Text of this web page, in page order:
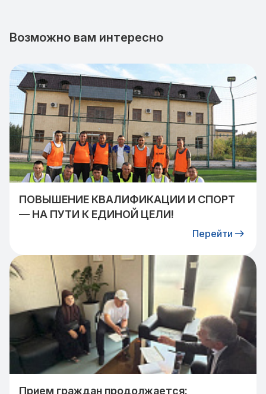
Возможно вам интересно
ПОВЫШЕНИЕ КВАЛИФИКАЦИИ И СПОРТ
— НА ПУТИ К ЕДИНОЙ ЦЕЛИ!
Перейти
Прием граждан продолжается: